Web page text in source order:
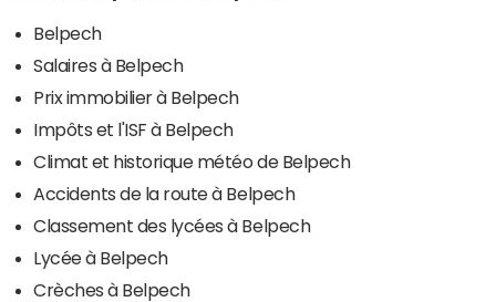
Belpech
Salaires à Belpech
Prix immobilier à Belpech
Impôts et l'ISF à Belpech
Climat et historique météo de Belpech
Accidents de la route à Belpech
Classement des lycées à Belpech
Lycée à Belpech
Crèches à Belpech